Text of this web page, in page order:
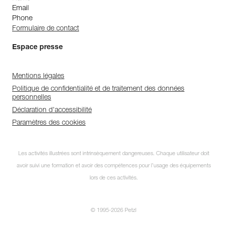
Email
Phone
Formulaire de contact
Espace presse
Mentions légales
Politique de confidentialité et de traitement des données
personnelles
Déclaration d'accessibilité
Paramètres des cookies
Les activités illustrées sont intrinsèquement dangereuses. Chaque utilisateur doit
avoir suivi une formation et avoir des compétences pour l’usage des équipements
lors de ces activités.
© 1995-2026 Petzl